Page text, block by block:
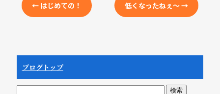
←はじめての！ 低くなったねぇ〜→
ブログトップ